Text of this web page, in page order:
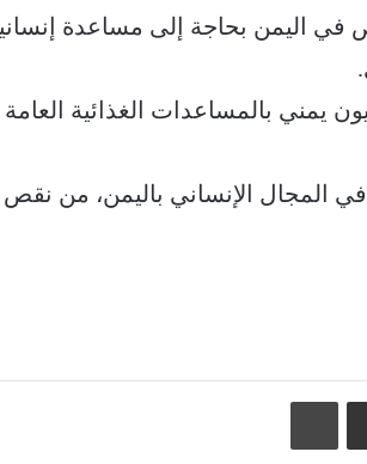
البرنامج إلى أنه استهدف 8,9 مليون يمني بالمساعدات
المجال الإنساني باليمن، من نقص